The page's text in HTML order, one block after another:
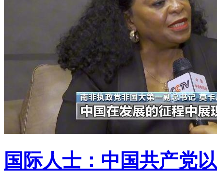
国际人士：中国共产党